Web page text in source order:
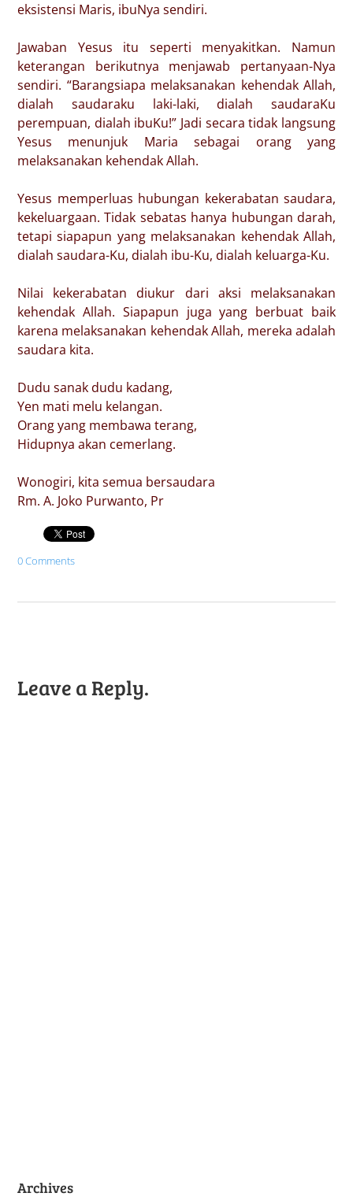
eksistensi Maris, ibuNya sendiri.
Jawaban Yesus itu seperti menyakitkan. Namun
keterangan berikutnya menjawab pertanyaan-Nya
sendiri. “Barangsiapa melaksanakan kehendak Allah,
dialah saudaraku laki-laki, dialah saudaraKu
perempuan, dialah ibuKu!” Jadi secara tidak langsung
Yesus menunjuk Maria sebagai orang yang
melaksanakan kehendak Allah.
Yesus memperluas hubungan kekerabatan saudara,
kekeluargaan. Tidak sebatas hanya hubungan darah,
tetapi siapapun yang melaksanakan kehendak Allah,
dialah saudara-Ku, dialah ibu-Ku, dialah keluarga-Ku.
Nilai kekerabatan diukur dari aksi melaksanakan
kehendak Allah. Siapapun juga yang berbuat baik
karena melaksanakan kehendak Allah, mereka adalah
saudara kita.
Dudu sanak dudu kadang,
Yen mati melu kelangan.
Orang yang membawa terang,
Hidupnya akan cemerlang.
Wonogiri, kita semua bersaudara
Rm. A. Joko Purwanto, Pr
0 Comments
Leave a Reply.
Archives